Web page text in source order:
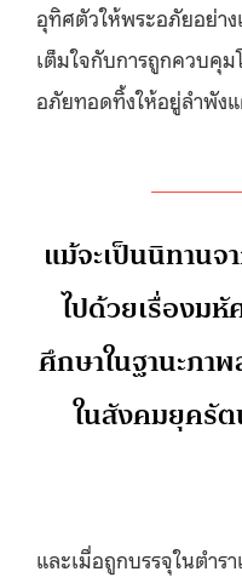
อุทิศตัวให้พระอภัยอย่าง
เต็มใจกับการถูกควบคุ
อภัยทอดทิ้งให้อยู่ลำพัง
แม้จะเป็นนิทาน
ไปด้วยเรื่องม
ศึกษาในฐานะภา
ในสังคมยุครั
และเมื่อถูกบรรจุในตำร